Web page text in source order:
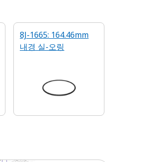
8J-1665: 164.46mm
내경 실-오링